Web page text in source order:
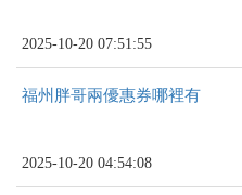
2025-10-20 07:51:55
福州胖哥兩優惠券哪裡有
2025-10-20 04:54:08